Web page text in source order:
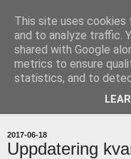
med stort och smått
2017-06-18
Uppdatering
This site uses
and to analyze traffic.
shared with Google
metrics to ensure
statistics, and to